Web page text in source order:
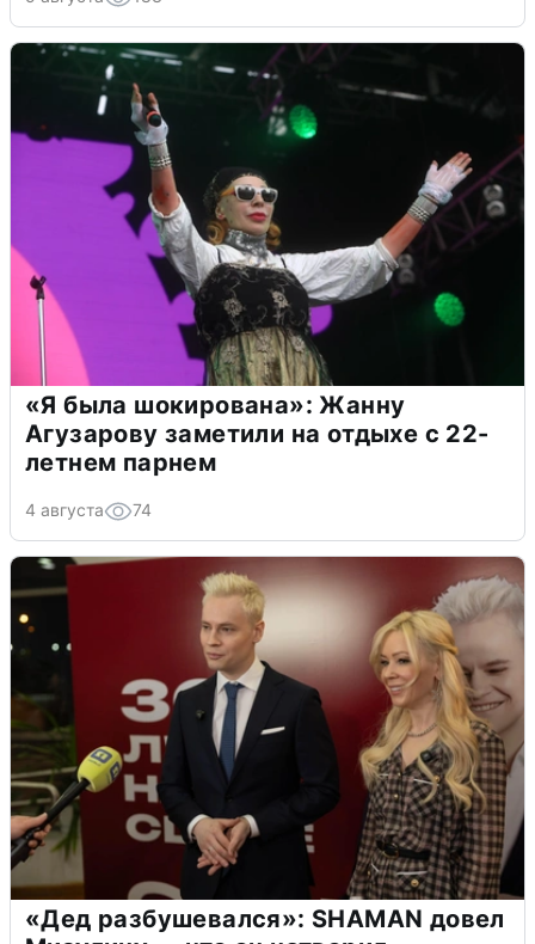
«Я была шокирована»: Жанну
Агузарову заметили на отдыхе с 22-
летнем парнем
4 августа 74
«Дед разбушевался»: SHAMAN довел